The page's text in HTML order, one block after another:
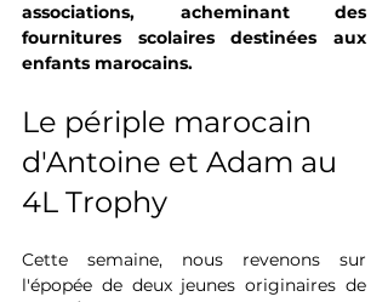
associations, acheminant des
fournitures scolaires destinées aux
enfants marocains.
Le périple marocain
d'Antoine et Adam au
4L Trophy
Cette semaine, nous revenons sur
l'épopée de deux jeunes originaires de